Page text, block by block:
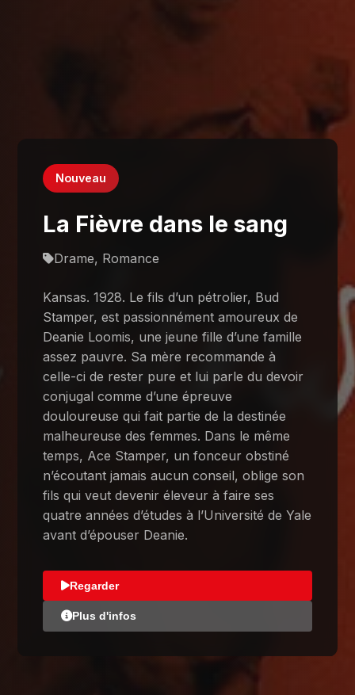
Nouveau
La Fièvre dans le sang
Drame, Romance
Kansas. 1928. Le fils d’un pétrolier, Bud
Stamper, est passionnément amoureux de
Deanie Loomis, une jeune fille d’une famille
assez pauvre. Sa mère recommande à
celle-ci de rester pure et lui parle du devoir
conjugal comme d’une épreuve
douloureuse qui fait partie de la destinée
malheureuse des femmes. Dans le même
temps, Ace Stamper, un fonceur obstiné
n’écoutant jamais aucun conseil, oblige son
fils qui veut devenir éleveur à faire ses
quatre années d’études à l’Université de Yale
avant d’épouser Deanie.
Regarder
Plus d'infos